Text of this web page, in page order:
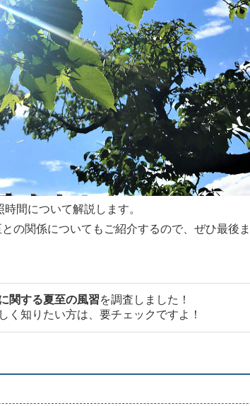
間について解説します。
の関係についてもご紹介するので、ぜひ最後
関する夏至の風習を調査しました！
く知りたい方は、要チェックですよ！